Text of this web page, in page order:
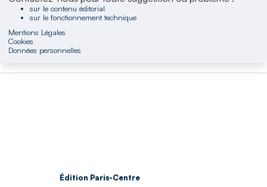
sur le contenu éditorial
sur le fonctionnement technique
Mentions Légales
Cookies
Données personnelles
Édition Paris-Centre